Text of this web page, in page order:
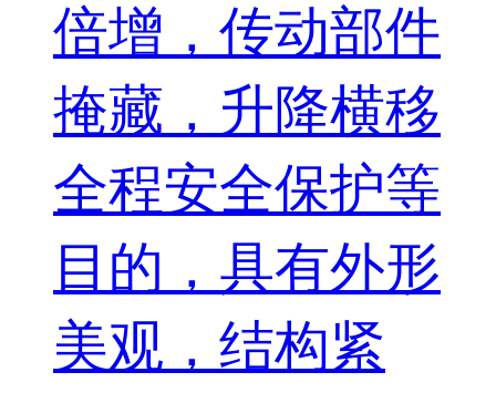
倍增，传动部件
掩藏，升降横移
全程安全保护等
目的，具有外形
美观，结构紧